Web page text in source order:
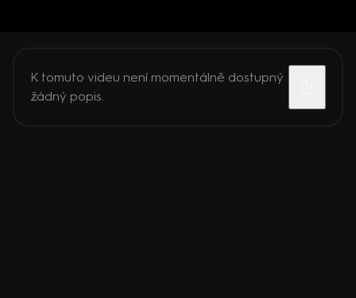
K tomuto videu není momentálně dostupný
žádný popis.